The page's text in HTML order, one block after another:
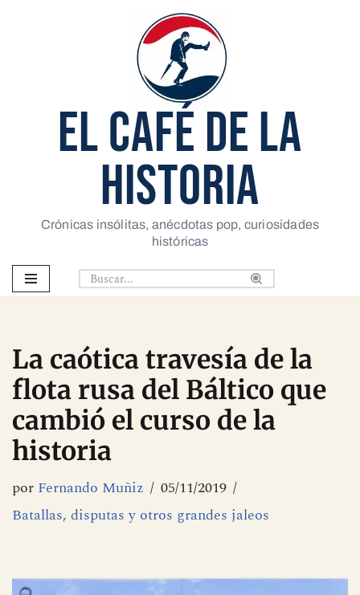
EL CAFÉ DE LA
HISTORIA
Crónicas insólitas, anécdotas pop, curiosidades
históricas
La caótica travesía de la
flota rusa del Báltico que
cambió el curso de la
historia
por Fernando Muñiz
05/11/2019
Batallas, disputas y otros grandes jaleos